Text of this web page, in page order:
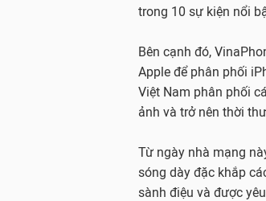
trong 10 sự kiện nổi
Bên cạnh đó,
Apple để phân phối
Việt Nam phân phối
ảnh và trở nên thời
Từ ngày nhà mạng
sóng dày đặc khắp
sành điệu và được